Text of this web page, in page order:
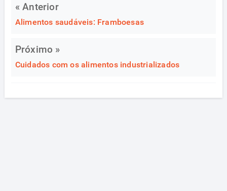
« Anterior
Alimentos saudáveis: Framboesas
Próximo »
Cuidados com os alimentos industrializados